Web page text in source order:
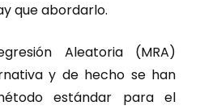
que abordarlo.
Aleatoria (MRA)
y de hecho se han
estándar para el